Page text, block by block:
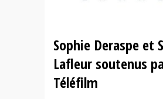
Sophie Deraspe et
Lafleur soutenus
Téléfilm